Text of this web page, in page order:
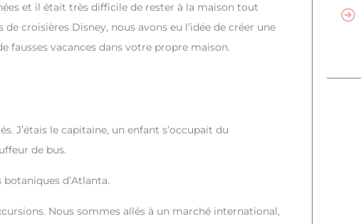
et il était très difficile de rester à la maison tout
croisières Disney, nous avons eu l’idée de créer une
fausses vacances dans votre propre maison.
J’étais le capitaine, un enfant s’occupait du
de bus.
d’Atlanta.
Nous sommes allés à un marché international,